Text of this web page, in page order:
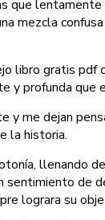
que
mezcla
libro gratis
y profunda
y me dejan
la historia.
llenando
de
lograra su